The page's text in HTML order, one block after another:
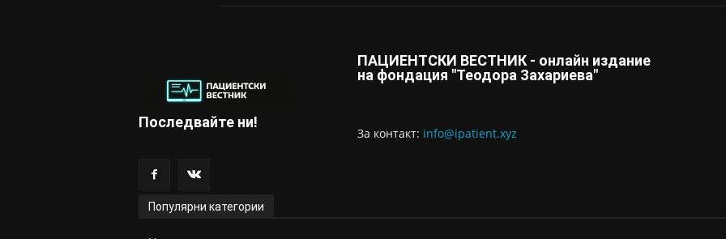
Последвайте ни!
ПАЦИЕНТСКИ ВЕСТНИК - онлайн издание
на фондация "Теодора Захариева"
За контaкт: info@ipatient.xyz
Популярни категории